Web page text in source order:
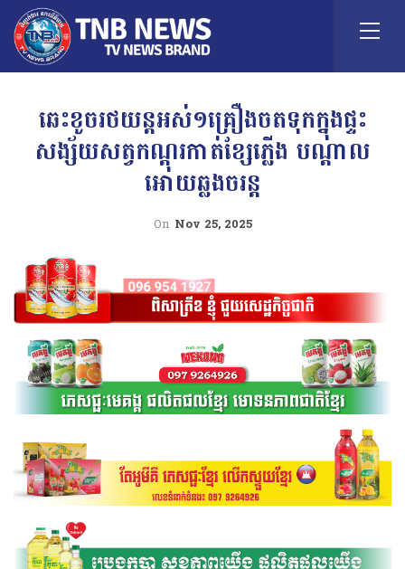
ឆេះខូចរថយន្តអស់១គ្រឿងចតទុកក្នុងផ្ទះ
សង្ស័យសត្វកណ្តុរកាត់ខ្សែភ្លើង បណ្តាល
អោយឆ្លងចរន្ត
On Nov 25, 2025